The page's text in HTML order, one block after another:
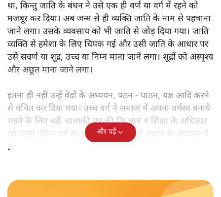
था, किन्तु जाति के बंधन ने उसे एक ही वर्ण या वर्ग में रहने को
मजबूर कर दिया। अब जन्म से ही व्यक्ति जाति के नाम से पहचाना
जाने लगा। उसके व्यवसाय को भी जाति से जोड़ दिया गया। जाति
व्यक्ति से हमेशा के लिए चिपक गई और उसी जाति के आधार पर
उसे सवर्ण या शूद्र, उच्च या निम्न माना जाने लगा। शूद्रों को अस्पृश्य
और अछूत माना जाने लगा।
इतना ही नहीं उन्हें वेदों के अध्ययन, पठन - पाठन, यज्ञ आदि करने
से वंचित कर दिया गया। उच्च वर्ग ने समाज में अपना वर्चस्व बनाये
रखने के लिए बड़ी चालाकी यह की कि ज्ञान व शिक्षा के अधिकार
को उनसे (निम्न वर्ग से) छीन लिया और उन्हें अज्ञान के अंधकार में
झोंक दिया। इससे वे आज तक जूझ रहे हैं और उबर नहीं पा रहे हैं।
और पढ़ें